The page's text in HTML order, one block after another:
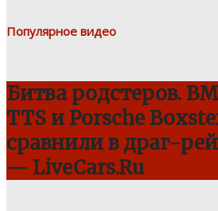
Популярное видео
Битва родстеров.
TTS и Porsche
сравнили в драг-
— LiveCars.Ru